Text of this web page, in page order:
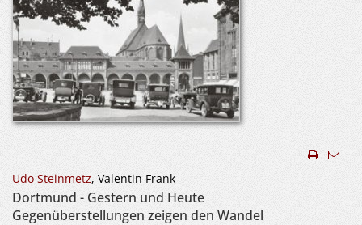
Udo Steinmetz, Valentin Frank
Dortmund - Gestern und Heute
Gegenüberstellungen zeigen den Wandel